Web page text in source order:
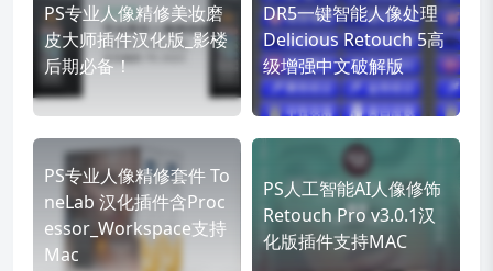
PS专业人像精修美妆磨
皮大师插件汉化版_影楼
后期必备！
DR5一键智能人像处理
Delicious Retouch 5高
级增强中文破解版
PS专业人像精修套件 To
neLab 汉化插件含Proc
essor_Workspace支持
Mac
PS人工智能AI人像修饰
Retouch Pro v3.0.1汉
化版插件支持MAC